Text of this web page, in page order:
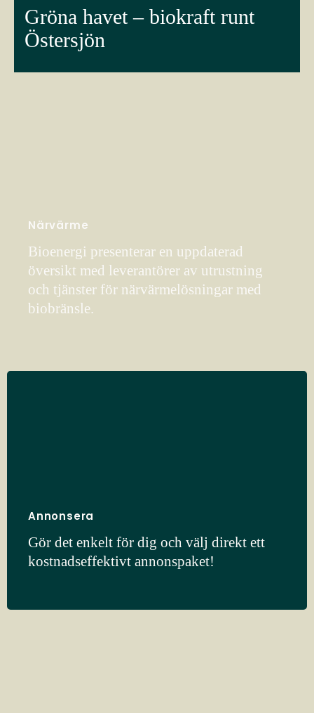
Gröna havet – biokraft runt
Östersjön
Närvärme
Bioenergi presenterar en uppdaterad
översikt med leverantörer av utrustning
och tjänster för närvärmelösningar med
biobränsle.
Annonsera
Gör det enkelt för dig och välj direkt ett
kostnadseffektivt annonspaket!